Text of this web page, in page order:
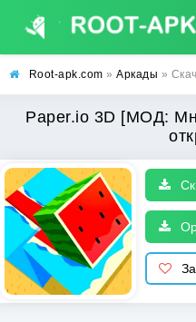
Root-apk.com » Аркады » Скачать
Paper.io 3D [МОД: